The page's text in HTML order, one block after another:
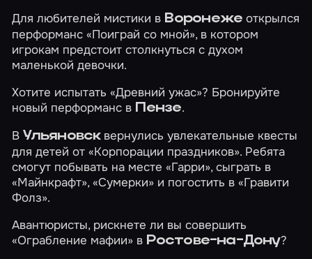
Для любителей мистики в Воронеже открылся
перформанс«Поиграй со мной», в котором
игрокам предстоит столкнуться с духом
маленькой девочки.
Хотите испытать«Древний ужас»? Бронируйте
новый перформанс в Пензе.
ВУльяновсквернулись увлекательные квесты
для детей от «Корпорации праздников». Ребята
смогут побывать на месте«Гарри», сыграть в
«Майнкрафт»,«Сумерки» и погостить в«Гравити
Фолз».
Авантюристы, рискнете ли вы совершить
«Ограбление мафии» в Ростове-на-Дону?